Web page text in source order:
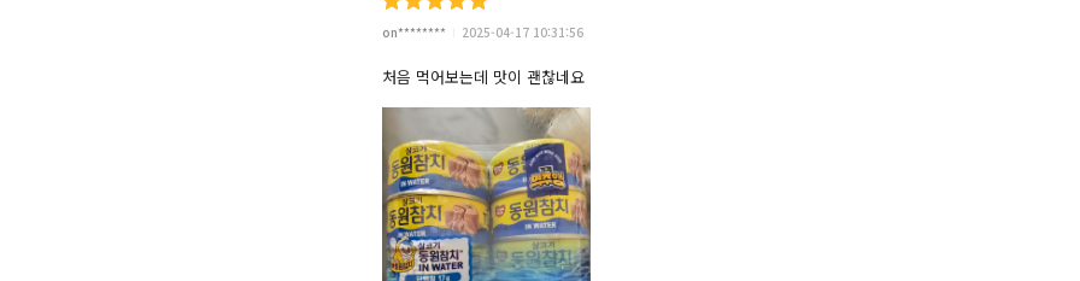
on******** 2025-04-17 10:31:56
처음 먹어보는데 맛이 괜찮네요